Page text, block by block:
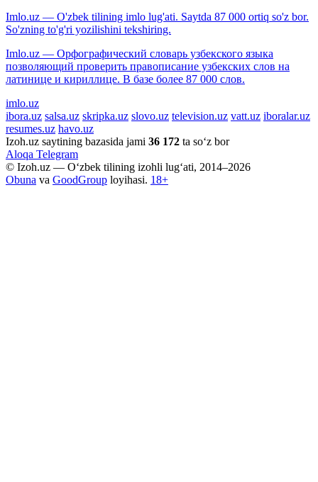
Imlo.uz — O'zbek tilining imlo lug'ati. Saytda 87 000 ortiq so'z bor.
So'zning to'g'ri yozilishini tekshiring.
Imlo.uz — Орфографический словарь узбекского языка
позволяющий проверить правописание узбекских слов на
латинице и кириллице. В базе более 87 000 слов.
imlo.uz
ibora.uz salsa.uz skripka.uz slovo.uz television.uz vatt.uz iboralar.uz
resumes.uz havo.uz
Izoh.uz saytining bazasida jami 36 172 ta so‘z bor
Aloqa Telegram
© Izoh.uz — O‘zbek tilining izohli lug‘ati, 2014–2026
Obuna va GoodGroup loyihasi. 18+